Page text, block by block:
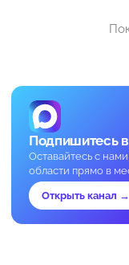
Подпишитесь
Оставайтесь с
области прямо в
Открыть канал →